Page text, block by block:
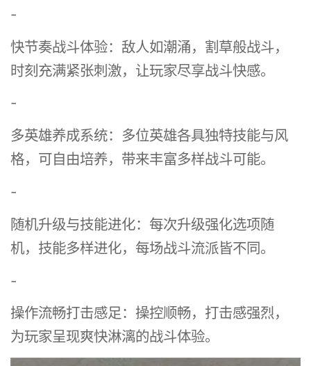
-
快节奏战斗体验：敌人如潮涌，割草般战斗，
时刻充满紧张刺激，让玩家尽享战斗快感。
-
多英雄养成系统：多位英雄各具独特技能与风
格，可自由培养，带来丰富多样战斗可能。
-
随机升级与技能进化：每次升级强化选项随
机，技能多样进化，每场战斗流派皆不同。
-
操作流畅打击感足：操控顺畅，打击感强烈，
为玩家呈现爽快淋漓的战斗体验。